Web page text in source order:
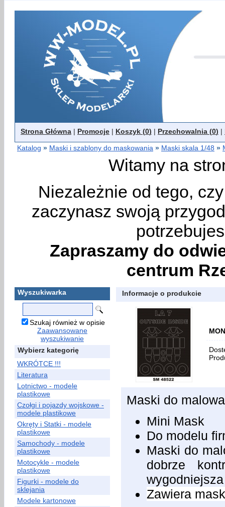
Strona Główna | Promocje | Koszyk (0) | Przechowalnia (0) |
Katalog » Maski i szablony do maskowania » Maski skala 1/48 »
Witamy na
Niezależnie od tego,
zaczynasz swoją
Zapraszamy do
centrum
Wyszukiwarka
Szukaj również w opisie
Zaawansowane
wyszukiwanie
Wybierz kategorię
WKRÓTCE !!!
Literatura
Lotnictwo - modele
plastikowe
Czołgi i pojazdy wojskowe -
modele plastikowe
Okręty i Statki - modele
plastikowe
Samochody - modele
plastikowe
Motocykle - modele
plastikowe
Figurki - modele do
sklejania
Modele kartonowe
Informacje o produkcie
Maski do
Mini Mask
Do modelu
Maski do
dobrze
Zawiera